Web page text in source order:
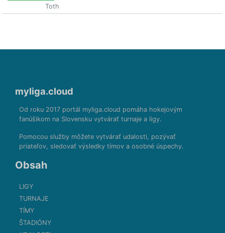
Toth
myliga.cloud
Od roku 2017 portál myliga.cloud pomáha hokejovým
fanúšikom na Slovensku vytvárať turnaje a ligy.
Pomocou služby môžete vytvárať udalosti, pozývať
priateľov, sledovať výsledky tímov a osobné úspechy.
Obsah
LIGY
TURNAJE
TÍMY
ŠTADIÓNY